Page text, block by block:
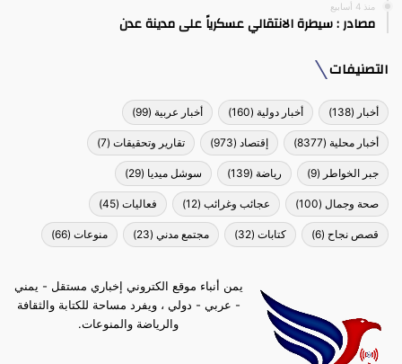
منذ 4 أسابيع
مصادر : سيطرة الانتقالي عسكرياً على مدينة عدن
التصنيفات
أخبار (138) أخبار دولية (160) أخبار عربية (99)
أخبار محلية (8377) إقتصاد (973) تقارير وتحقيقات (7)
جبر الخواطر (9) رياضة (139) سوشل ميديا (29)
صحة وجمال (100) عجائب وغرائب (12) فعاليات (45)
قصص نجاح (6) كتابات (32) مجتمع مدني (23) منوعات (66)
يمن أنباء موقع الكتروني إخباري مستقل - يمني
- عربي - دولي ، ويفرد مساحة للكتابة والثقافة
والرياضة والمنوعات.